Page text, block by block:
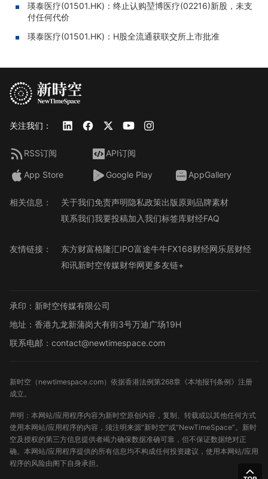
瑛泰医疗(01501.HK)：终止认购堃博医疗(02216)新股，未支
付任何代价
瑛泰医疗(01501.HK)：H股全流通获联交所上市批准
关注我们：
RSS订阅 API订阅
App Store Google Play AppGallery
相关信息： 关于我们免责声明隐私政策出版原则品牌素材
联系我们我要投稿加入我们标签库财经FAQ
友情链接： 东方财富格隆汇IPO富途牛牛FX168财经网乐居财经
和讯新时空传媒财华网更多友链+
承印：新时空传媒有限公司
地址：香港九龙新蒲岗大有街3号万迪广场19H
联系电邮：contact@newtimespace.com
新时空（ newtimespace.com）依据香港法例第268章《本地报刊条例》注册
成立。
声明：本网站/应用程序内容为新时空原创内容，复制、转载或以其他任何方式
使用本网站/应用程序的内容，须注明来源“新时空”或“NewTimeSpace”。新时
空及授权的第三方信息提供者竭力确保数据准确可靠，但不保证数据绝对正
确。本网站/应用程序提供的所有信息均不构成任何投资建议，使用本网站/应用
程序的风险由阁下自身承担。